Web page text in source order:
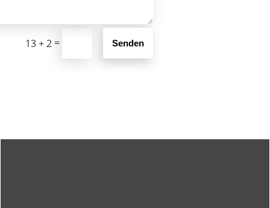
13 + 2 = Senden